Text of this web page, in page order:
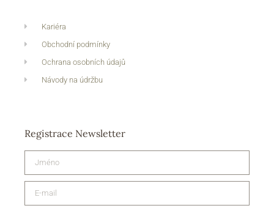
Kariéra
Obchodní podmínky
Ochrana osobních údajů
Návody na údržbu
Registrace Newsletter